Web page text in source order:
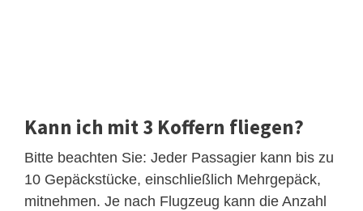
Kann ich mit 3 Koffern fliegen?
Bitte beachten Sie: Jeder Passagier kann bis zu
10 Gepäckstücke, einschließlich Mehrgepäck,
mitnehmen. Je nach Flugzeug kann die Anzahl